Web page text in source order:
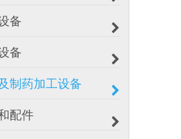
备
备
制药加工设备
配件